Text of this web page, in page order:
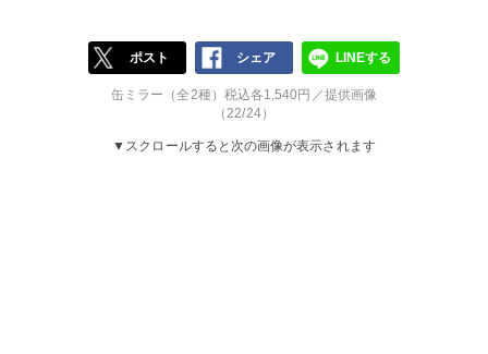
ポスト シェア LINEする
缶ミラー（全2種）税込各1,540円／提供画像
（22/24）
▼スクロールすると次の画像が表示されます